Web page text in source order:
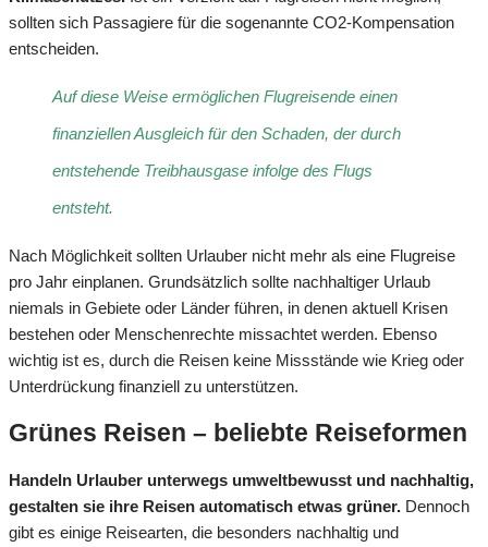
sollten sich Passagiere für die sogenannte CO2-Kompensation
entscheiden.
Auf diese Weise ermöglichen Flugreisende einen
finanziellen Ausgleich für den Schaden, der durch
entstehende Treibhausgase infolge des Flugs
entsteht.
Nach Möglichkeit sollten Urlauber nicht mehr als eine Flugreise
pro Jahr einplanen. Grundsätzlich sollte nachhaltiger Urlaub
niemals in Gebiete oder Länder führen, in denen aktuell Krisen
bestehen oder Menschenrechte missachtet werden. Ebenso
wichtig ist es, durch die Reisen keine Missstände wie Krieg oder
Unterdrückung finanziell zu unterstützen.
Grünes Reisen – beliebte Reiseformen
Handeln Urlauber unterwegs umweltbewusst und nachhaltig,
gestalten sie ihre Reisen automatisch etwas grüner. Dennoch
gibt es einige Reisearten, die besonders nachhaltig und